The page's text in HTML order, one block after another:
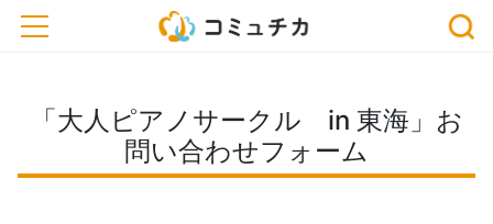
toggle navigation
「大人ピアノサークル in 東海」お
問い合わせフォーム